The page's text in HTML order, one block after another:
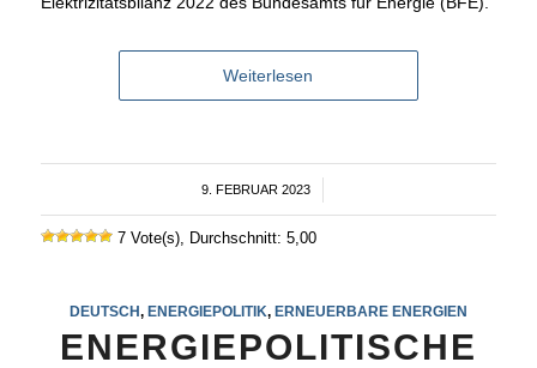
Weiterlesen
9. FEBRUAR 2023
/
7 Vote(s), Durchschnitt: 5,00
DEUTSCH ENERGIEPOLITIK ERNEUERBARE ENERGIEN
ENERGIEPOLITISCHE